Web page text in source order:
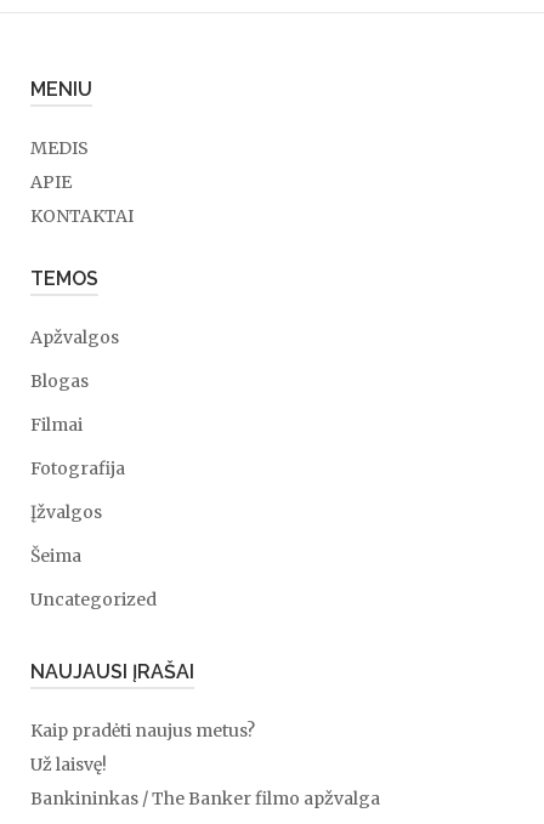
MENIU
MEDIS
APIE
KONTAKTAI
TEMOS
Apžvalgos
Blogas
Filmai
Fotografija
Įžvalgos
Šeima
Uncategorized
NAUJAUSI ĮRAŠAI
Kaip pradėti naujus metus?
Už laisvę!
Bankininkas / The Banker filmo apžvalga